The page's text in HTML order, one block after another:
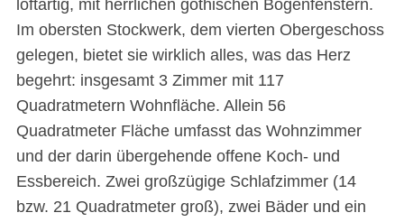
loftartig, mit herrlichen gothischen Bogenfenstern.
Im obersten Stockwerk, dem vierten Obergeschoss
gelegen, bietet sie wirklich alles, was das Herz
begehrt: insgesamt 3 Zimmer mit 117
Quadratmetern Wohnfläche. Allein 56
Quadratmeter Fläche umfasst das Wohnzimmer
und der darin übergehende offene Koch- und
Essbereich. Zwei großzügige Schlafzimmer (14
bzw. 21 Quadratmeter groß), zwei Bäder und ein